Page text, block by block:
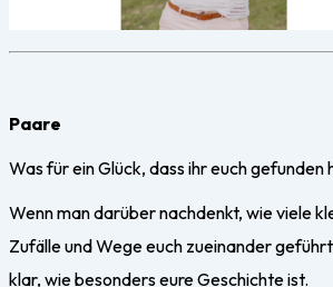
Paare
Was für ein Glück, dass ihr euch gefunden
Wenn man darüber nachdenkt, wie viele
Zufälle und Wege euch zueinander
klar, wie besonders eure Geschichte ist.